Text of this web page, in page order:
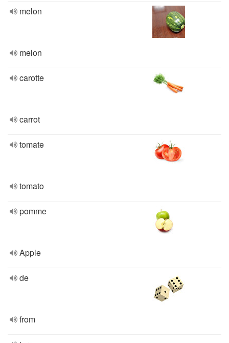
melon
melon
carotte
carrot
tomate
tomato
pomme
Apple
de
from